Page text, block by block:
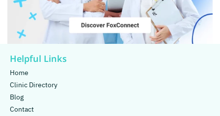
Helpful Links
Home
Clinic Directory
Blog
Contact